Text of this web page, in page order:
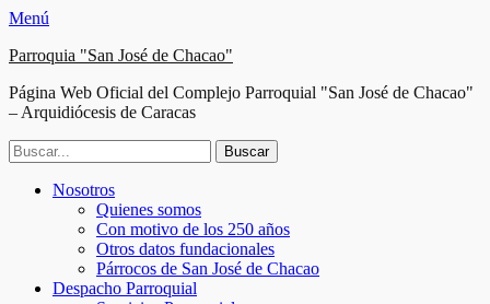
Menú
Parroquia "San José de Chacao"
Página Web Oficial del Complejo Parroquial "San José de Chacao"
– Arquidiócesis de Caracas
Buscar:
electrónico
Menú
principal
Saltar
Nosotros
Quienes somos
Con motivo de los 250 años
Otros datos fundacionales
Párrocos de San José de Chacao
Despacho Parroquial